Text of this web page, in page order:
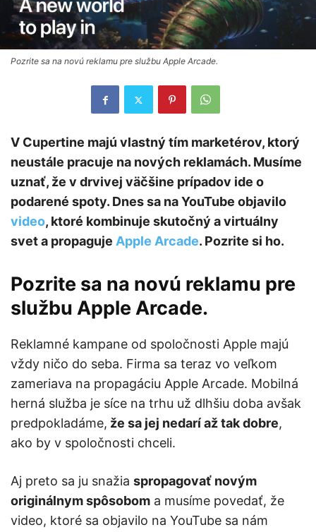
Pozrite sa na novú reklamu pre službu Apple Arcade.
V Cupertine majú vlastný tím marketérov, ktorý
neustále pracuje na nových reklamách. Musíme
uznať, že v drvivej väčšine prípadov ide o
podarené spoty. Dnes sa na YouTube objavilo
video, ktoré kombinuje skutočný a virtuálny
svet a propaguje Apple Arcade. Pozrite si ho.
Pozrite sa na novú reklamu pre
službu Apple Arcade.
Reklamné kampane od spoločnosti Apple majú
vždy ničo do seba. Firma sa teraz vo veľkom
zameriava na propagáciu Apple Arcade. Mobilná
herná služba je síce na trhu už dlhšiu doba avšak
predpokladáme, že sa jej nedarí až tak dobre,
ako by v spoločnosti chceli.
Aj preto sa ju snažia spropagovať novým
originálnym spôsobom a musíme povedať, že
video, ktoré sa objavilo na YouTube sa nám